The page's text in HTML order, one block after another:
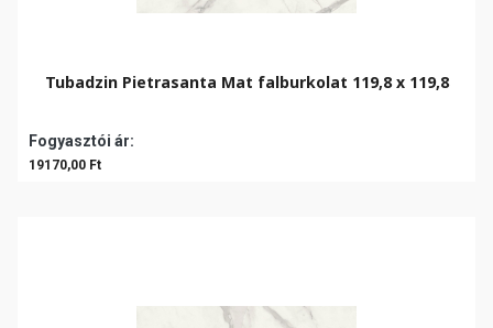
Tubadzin Pietrasanta Mat falburkolat 119,8 x 119,8
Fogyasztói ár:
19170,00 Ft